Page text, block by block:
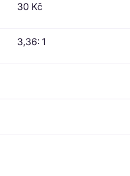
30 Kč
3,36: 1